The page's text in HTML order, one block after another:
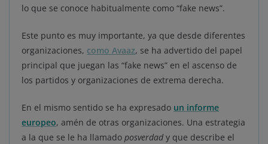
lo que se conoce habitualmente como “fake news”.
Este punto es muy importante, ya que desde diferentes
organizaciones, como Avaaz, se ha advertido del papel
principal que juegan las “fake news” en el ascenso de
los partidos y organizaciones de extrema derecha.
En el mismo sentido se ha expresado un informe
europeo, amén de otras organizaciones. Una estrategia
a la que se le ha llamado posverdad y que describe el